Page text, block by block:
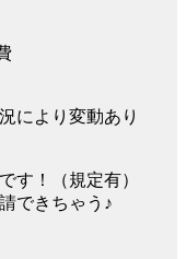
により変動あり
す！（規定有）
できちゃう♪